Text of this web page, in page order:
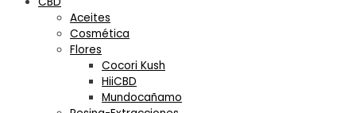
Aceites
Cosmética
Flores
Cocori Kush
HiiCBD
Mundocañamo